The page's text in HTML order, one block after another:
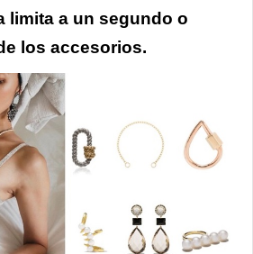
limita a un segundo o
los accesorios.